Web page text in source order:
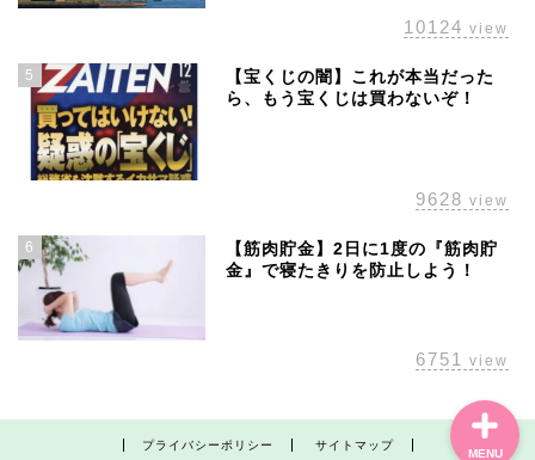
10124 view
5
【宝くじの闇】これが本当だった
ら、もう宝くじは買わないぞ！
9628 view
6
【筋肉貯金】2日に1度の『筋肉貯
金』で寝たきりを防止しよう！
6751 view
プライバシーポリシー サイトマップ
MENU
ホーム
配当金